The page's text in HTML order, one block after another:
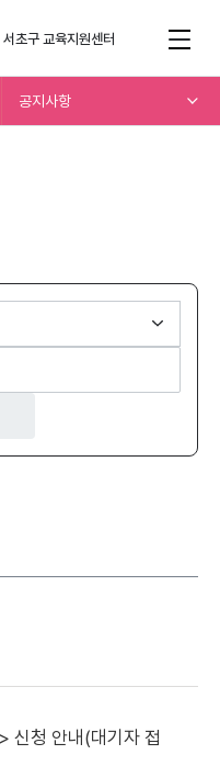
서초구교육지원센터
공지사항
신청 안내(대기자 접